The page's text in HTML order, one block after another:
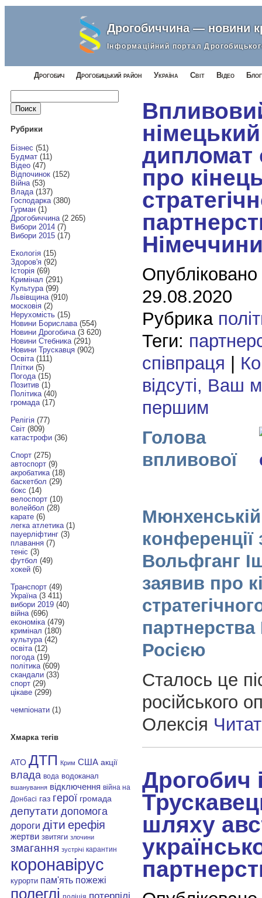
Дрогобиччина — новини
Інформаційний портал
Дрогобич Дрогобицький район Україна Світ Відео
Найти:
Рубрики
Бізнес (51)
Будмат(11)
Відео(47)
Відпочинок(152)
Війна(53)
Влада(137)
Господарка(380)
Гурман(1)
Дрогобиччина(2 265)
Вибори 2014(7)
Вибори 2015(17)
Екологія(15)
Здоров'я(92)
Історія(69)
Кримінал (291)
Культура(99)
Львівщина(910)
московія(2)
Нерухомість(15)
Новини Борислава(554)
Новини Дрогобича(3 620)
Новини Стебника(291)
Новини Трускавця(902)
Освіта(111)
Плітки(5)
Погода(15)
Позитив(1)
Політика(40)
громада(17)
Релігія(77)
Світ(809)
катастрофи(36)
Спорт(275)
автоспорт(9)
акробатика(18)
баскетбол (29)
бокс (14)
велоспорт(10)
волейбол (28)
карате(6)
легка атлетика(1)
пауерліфтинг(3)
плавання(7)
теніс (3)
футбол (49)
хокей(6)
Транспорт(49)
Україна(3 411)
вибори 2019(40)
війна(696)
економіка(479)
кримінал (180)
культура(42)
освіта(12)
погода(19)
політика(609)
скандали(33)
спорт(29)
цікаве(299)
чемпіонати(1)
Хмарка тегів
АТО ДТП Крим США акції
влада вода водоканал
вшанування відключення війна на
Донбасі газ герої громада
депутати допомога
дороги діти ерефія
жертви звитяги злочини
змагання зустрічі карантин
коронавірус
курорти пам'ять пожежі
полеглі поліція
німецький
дипломат
про
29.08.2020
Рубрика
Теги:
співпраця |
відсуті, Ваш
першим
Голова
впливової
Мюнхенській
конференції
Вольфганг
заявив про
Росією
Сталось це
російського
Олексія
Дрогобич
шляху